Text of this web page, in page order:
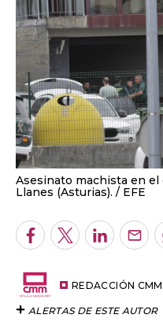
Asesinato machista en el
Llanes (Asturias).
EFE
Facebook
TwitterLinkedIn
REDACCIÓN CMM
ALERTAS DE ESTE AUTOR